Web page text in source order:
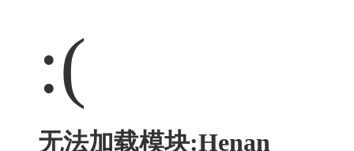
:(
无法加载模块:Henan